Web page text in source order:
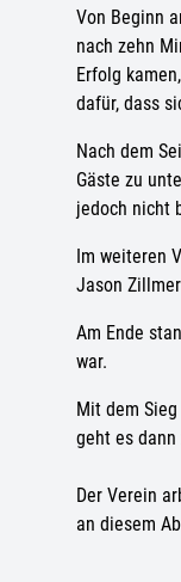
Von Beginn
nach zehn
Erfolg
dafür, dass
Nach dem
Gäste zu
jedoch nicht
Im weiteren
Jason
Am Ende
war.
Mit dem
geht es
Der Verein
an diesem